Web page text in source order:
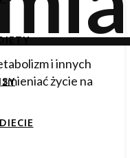
i innych
życie na